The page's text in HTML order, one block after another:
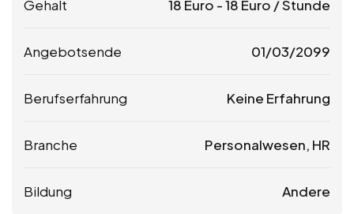
Gehalt 18 Euro -18 Euro / Stunde
Angebotsende 01/03/2099
Berufserfahrung Keine Erfahrung
Branche Personalwesen, HR
Bildung Andere